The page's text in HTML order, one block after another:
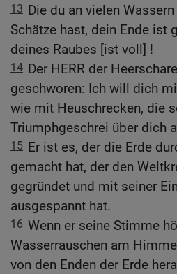
13 Die du an vielen
Schätze hast, dein Ende ist
deines Raubes [ist voll] !
14 Der HERR der
geschworen: Ich will dich
wie mit Heuschrecken, die
Triumphgeschrei über dich
15 Er ist es, der die Erde
gemacht hat, der den
gegründet und mit seiner
ausgespannt hat.
16 Wenn er seine Stimme
Wasserrauschen am
von den Enden der Erde